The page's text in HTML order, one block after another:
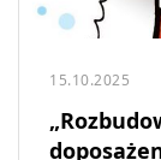
15.10.2025